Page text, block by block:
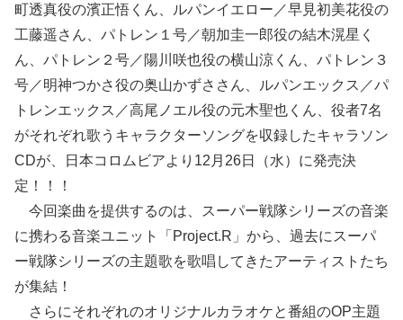
町透真役の濱正悟くん、ルパンイエロー／早見初美花役の
工藤遥さん、パトレン１号／朝加圭一郎役の結木滉星く
ん、パトレン２号／陽川咲也役の横山涼くん、パトレン３
号／明神つかさ役の奥山かずささん、ルパンエックス／パ
トレンエックス／高尾ノエル役の元木聖也くん、役者7名
がそれぞれ歌うキャラクターソングを収録したキャラソン
CDが、日本コロムビアより12月26日（水）に発売決
定！！！
今回楽曲を提供するのは、スーパー戦隊シリーズの音楽
に携わる音楽ユニット「Project.R」から、過去にスーパ
ー戦隊シリーズの主題歌を歌唱してきたアーティストたち
が集結！
さらにそれぞれのオリジナルカラオケと番組のOP主題